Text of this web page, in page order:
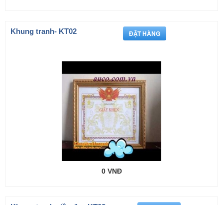
Khung tranh- KT02
0 VNĐ